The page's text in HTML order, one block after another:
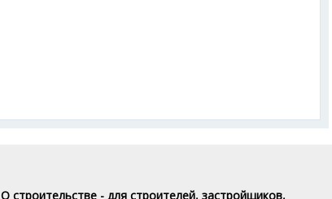
О строительстве - для строителей, застройщиков,